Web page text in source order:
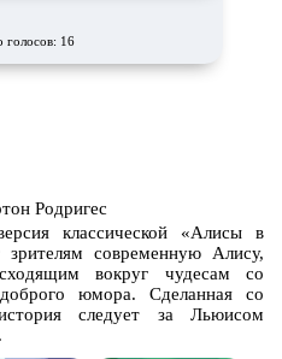
голосов: 16
Родригес
классической «Алисы в
зрителям современную Алису,
вокруг чудесам со
юмора. Сделанная со
следует за Льюисом